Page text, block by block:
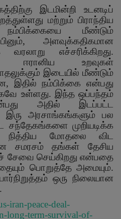
இடமின்றி உடனடிப்
மற்றும் பிராந்திய
நம்பிக்கையை மீண்டும்
, அளவுக்கதிகமான
வரலாறு எச்சரிக்கிறது.
ஈரானிய உறவுகள்
இடையில் மீண்டும்
, இதில் நம்பிக்கை என்பது
உள்ளது. இந்த ஒப்பந்தம்
அதில் இடப்பட்ட
இரு அரசாங்கங்களும் பல
சந்தேகங்களை முறியடிக்க
நித்திய மோதலை விட
சமரசம் தங்கள் தேசிய
சேவை செய்கிறது என்பதை
பொறுத்தே அமையும்.
ஒரு நிலையான
iran-peace-deal-
long-term-survival-of-